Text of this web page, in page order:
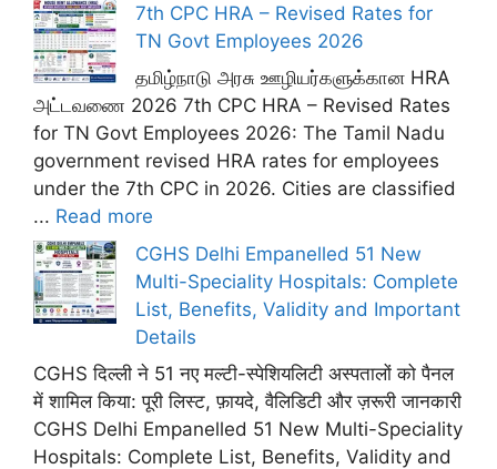
7th CPC HRA – Revised Rates for
TN Govt Employees 2026
தமிழ்நாடு அரசு ஊழியர்களுக்கான HRA
அட்டவணை 2026 7th CPC HRA – Revised Rates
for TN Govt Employees 2026: The Tamil Nadu
government revised HRA rates for employees
under the 7th CPC in 2026. Cities are classified
... Read more
CGHS Delhi Empanelled 51 New
Multi-Speciality Hospitals: Complete
List, Benefits, Validity and Important
Details
CGHS दिल्ली ने 51 नए मल्टी-स्पेशियलिटी अस्पतालों को पैनल
में शामिल किया: पूरी लिस्ट, फ़ायदे, वैलिडिटी और ज़रूरी जानकारी
CGHS Delhi Empanelled 51 New Multi-Speciality
Hospitals: Complete List, Benefits, Validity and